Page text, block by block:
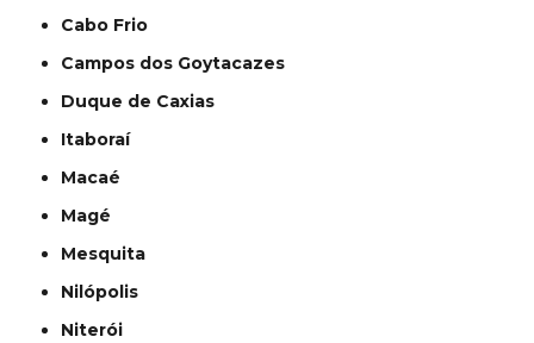
Cabo Frio
Campos dos Goytacazes
Duque de Caxias
Itaboraí
Macaé
Magé
Mesquita
Nilópolis
Niterói